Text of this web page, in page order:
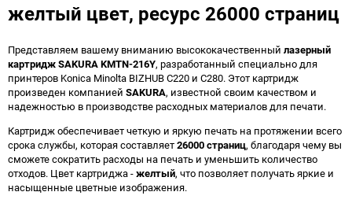
желтый цвет, ресурс 26000 страниц
Представляем вашему вниманию высококачественный лазерный
картридж SAKURA KMTN-216Y, разработанный специально для
принтеров Konica Minolta BIZHUB C220 и C280. Этот картридж
произведен компанией SAKURA, известной своим качеством и
надежностью в производстве расходных материалов для печати.
Картридж обеспечивает четкую и яркую печать на протяжении всего
срока службы, которая составляет26000 страниц, благодаря чему вы
сможете сократить расходы на печать и уменьшить количество
отходов. Цвет картриджа -желтый, что позволяет получать яркие и
насыщенные цветные изображения.